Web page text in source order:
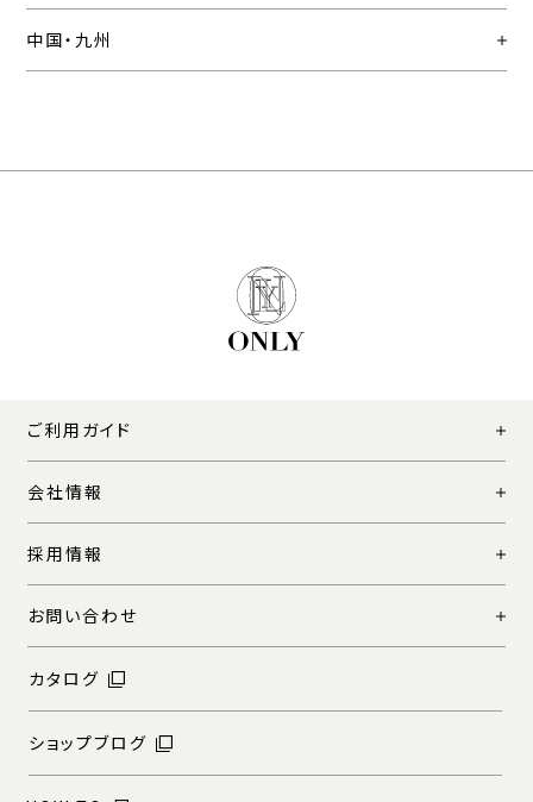
中国・九州
ご利用ガイド
会社情報
採用情報
お問い合わせ
カタログ
ショップブログ